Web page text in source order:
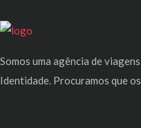
Somos uma agência de
Identidade. Procuramos que